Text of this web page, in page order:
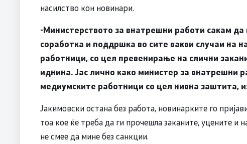
насилство кон новинари.
-Министерството за внатрешни работи сакам
соработка и поддршка во сите вакви случаи на
работници, со цел превенирање на слични
иднина. Јас лично како министер за внатрешни
медиумските работници со цел нивна заштита,
Јакимовски остана без работа, новинарките го
тоа кое ќе треба да ги прочешла заканите, уцените и
не смее да мине без санкции.